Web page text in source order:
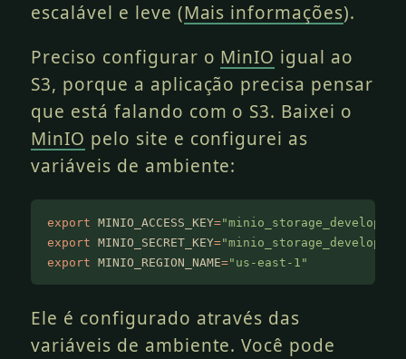
escalável e leve (Mais informações).
Preciso configurar o MinIO igual ao
S3, porque a aplicação precisa pensar
que está falando com o S3. Baixei o
MinIO pelo site e configurei as
variáveis de ambiente:
export MINIO_ACCESS_KEY=
export MINIO_SECRET_KEY=
export MINIO_REGION_NAME="us-east-1"
Ele é configurado através das
variáveis de ambiente. Você pode